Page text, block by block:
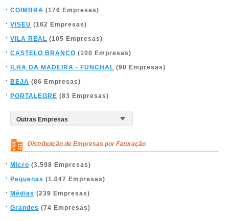
COIMBRA (176 Empresas)
VISEU (162 Empresas)
VILA REAL (105 Empresas)
CASTELO BRANCO (100 Empresas)
ILHA DA MADEIRA - FUNCHAL (90 Empresas)
BEJA (86 Empresas)
PORTALEGRE (83 Empresas)
Distribuição de Empresas por Faturação
Micro (3.598 Empresas)
Pequenas (1.047 Empresas)
Médias (239 Empresas)
Grandes (74 Empresas)